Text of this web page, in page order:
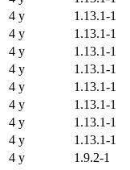
4 y
1.13.1-1
4 y
1.13.1-1
4 y
1.13.1-1
4 y
1.13.1-1
4 y
1.13.1-1
4 y
1.13.1-1
4 y
1.13.1-1
4 y
1.13.1-1
4 y
1.9.2-1